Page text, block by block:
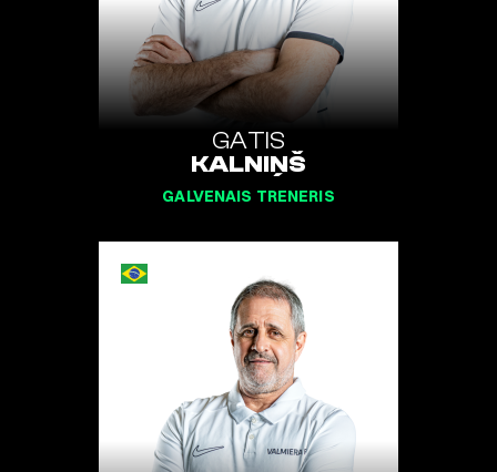
GATIS
KALNIŅŠ
GALVENAIS TRENERIS